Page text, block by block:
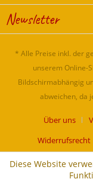
Newsletter
* Alle Preise inkl. der
unserem Online-
Bildschirmabhängig
abweichen, da
Über uns
Widerrufsrecht
Diese Website